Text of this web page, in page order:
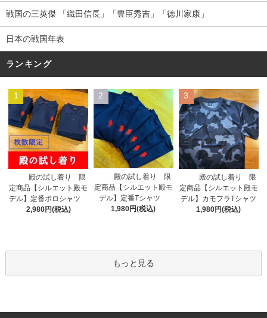
戦国の三英傑 「織田信長」「豊臣秀吉」「徳川家康」
日本の戦国年表
ランキング
1
殿の試し着り 限
定商品【シルエット殿モ
デル】定番ポロシャツ
2,980円(税込)
2
殿の試し着り 限
定商品【シルエット殿モ
デル】定番Tシャツ
1,980円(税込)
3
殿の試し着り 限
定商品【シルエット殿モ
デル】カモフラTシャツ
1,980円(税込)
もっと見る